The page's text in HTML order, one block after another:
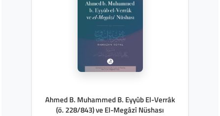
Ahmed B. Muhammed B. Eyyûb El-Verrâk
(ö. 228/843) ve El-Megâzî Nüshası